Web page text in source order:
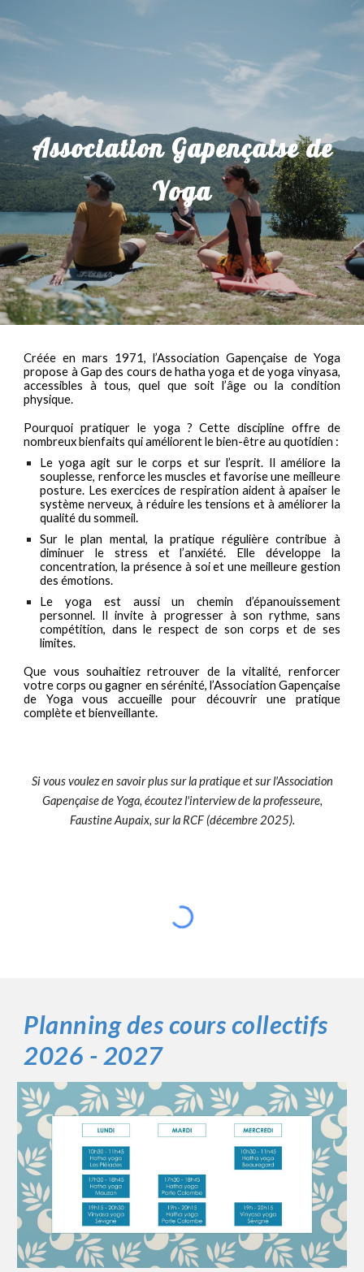
AssociationGapençaise de
Yoga
Créée en mars 1971, l’Association Gapençaise de Yoga
propose à Gap des cours de hatha yoga et de yoga vinyasa,
accessibles à tous, quel que soit l’âge ou la condition
physique.
Pourquoi pratiquer le yoga ? Cette discipline offre de
nombreux bienfaits qui améliorent le bien-être au quotidien :
Le yoga agit sur le corps et sur l’esprit. Il améliore la
souplesse, renforce les muscles et favorise une meilleure
posture. Les exercices de respiration aident à apaiser le
système nerveux, à réduire les tensions et à améliorer la
qualité du sommeil.
Sur le plan mental, la pratique régulière contribue à
diminuer le stress et l’anxiété. Elle développe la
concentration, la présence à soi et une meilleure gestion
des émotions.
Le yoga est aussi un chemin d’épanouissement
personnel. Il invite à progresser à son rythme, sans
compétition, dans le respect de son corps et de ses
limites.
Que vous souhaitiez retrouver de la vitalité, renforcer
votre corps ou gagner en sérénité, l’Association Gapençaise
de Yoga vous accueille pour découvrir une pratique
complète et bienveillante.
Si vous voulez en savoir plus sur la pratique et sur l'Association
Gapençaise de Yoga, écoutez l'interview de la professeure,
Faustine Aupaix, sur la RCF (décembre 2025).
Planning des cours collectifs
2026 - 2027